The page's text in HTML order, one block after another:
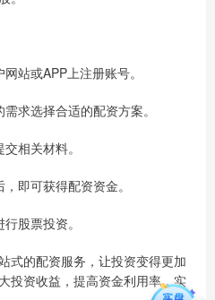
站或APP上注册账号。
求选择合适的配资方案。
相关材料。
即可获得配资资金。
股票投资。
式的配资服务，让投资变得更加
投资收益，提高资金利用率，实